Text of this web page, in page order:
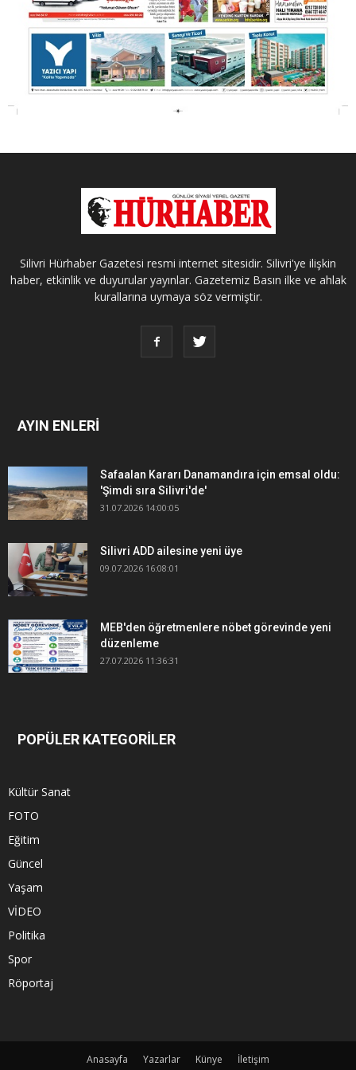
Silivri Hürhaber Gazetesi resmi internet sitesidir. Silivri'ye ilişkin
haber, etkinlik ve duyurular yayınlar. Gazetemiz Basın ilke ve ahlak
kurallarına uymaya söz vermiştir.
AYIN ENLERİ
Safaalan Kararı Danamandıra için emsal oldu:
'Şimdi sıra Silivri'de'
31.07.2026 14:00:05
Silivri ADD ailesine yeni üye
09.07.2026 16:08:01
MEB'den öğretmenlere nöbet görevinde yeni
düzenleme
27.07.2026 11:36:31
POPÜLER KATEGORİLER
Kültür Sanat
FOTO
Eğitim
Güncel
Yaşam
VİDEO
Politika
Spor
Röportaj
Anasayfa Yazarlar Künye
İletişim